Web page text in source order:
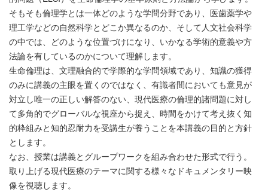
そもそも倫理学とは一体どのような学問分野であり、医歯薬学や
理工学などの自然科学とどこか異なるのか、そして人文社会科学
の中では、どのような位置づけになり、いかなる学術的意義や方
法論を有しているのかについて理解します。
生命倫理は、文理融合的で学際的な学問領域であり、知識の獲得
のみに講義の主眼を置くのではなく、有識者間においても意見が
対立し唯一の正しい解答のない、現代医療の倫理的諸問題に対し
て多角的でグローバルな視座から捉え、時間をかけて考え抜く知
的枠組みと知的忍耐力を受講生が養うことを本講義の目的と方針
とします。
なお、授業は講義とグループワークを組み合わせた形式で行う。
取り上げる現代医療のテーマに関する様々なドキュメンタリー映
像を視聴します。